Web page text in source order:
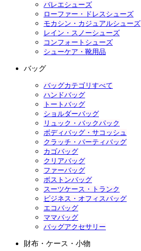
バレエシューズ
ローファー・ドレスシューズ
モカシン・カジュアルシューズ
レイン・スノーシューズ
コンフォートシューズ
シューケア・靴用品
バッグ
バッグカテゴリすべて
ハンドバッグ
トートバッグ
ショルダーバッグ
リュック・バックパック
ボディバッグ・サコッシュ
クラッチ・パーティバッグ
カゴバッグ
クリアバッグ
ファーバッグ
ボストンバッグ
スーツケース・トランク
ビジネス・オフィスバッグ
エコバッグ
ママバッグ
バッグアクセサリー
財布・ケース・小物